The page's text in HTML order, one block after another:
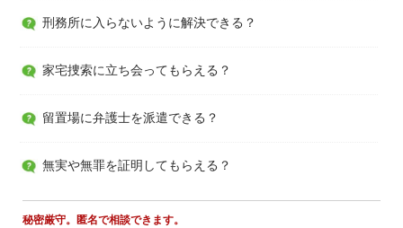
刑務所に入らないように解決できる？
家宅捜索に立ち会ってもらえる？
留置場に弁護士を派遣できる？
無実や無罪を証明してもらえる？
秘密厳守。匿名で相談できます。